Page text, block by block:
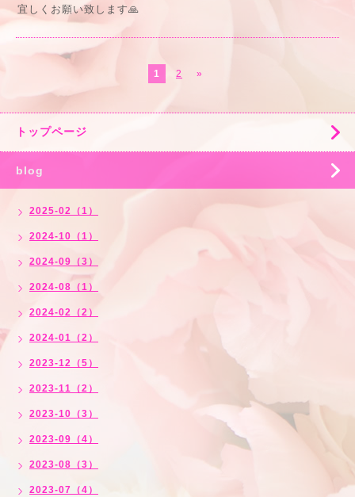
宜しくお願い致します🙏
1 2 »
トップページ
blog
2025-02（1）
2024-10（1）
2024-09（3）
2024-08（1）
2024-02（2）
2024-01（2）
2023-12（5）
2023-11（2）
2023-10（3）
2023-09（4）
2023-08（3）
2023-07（4）